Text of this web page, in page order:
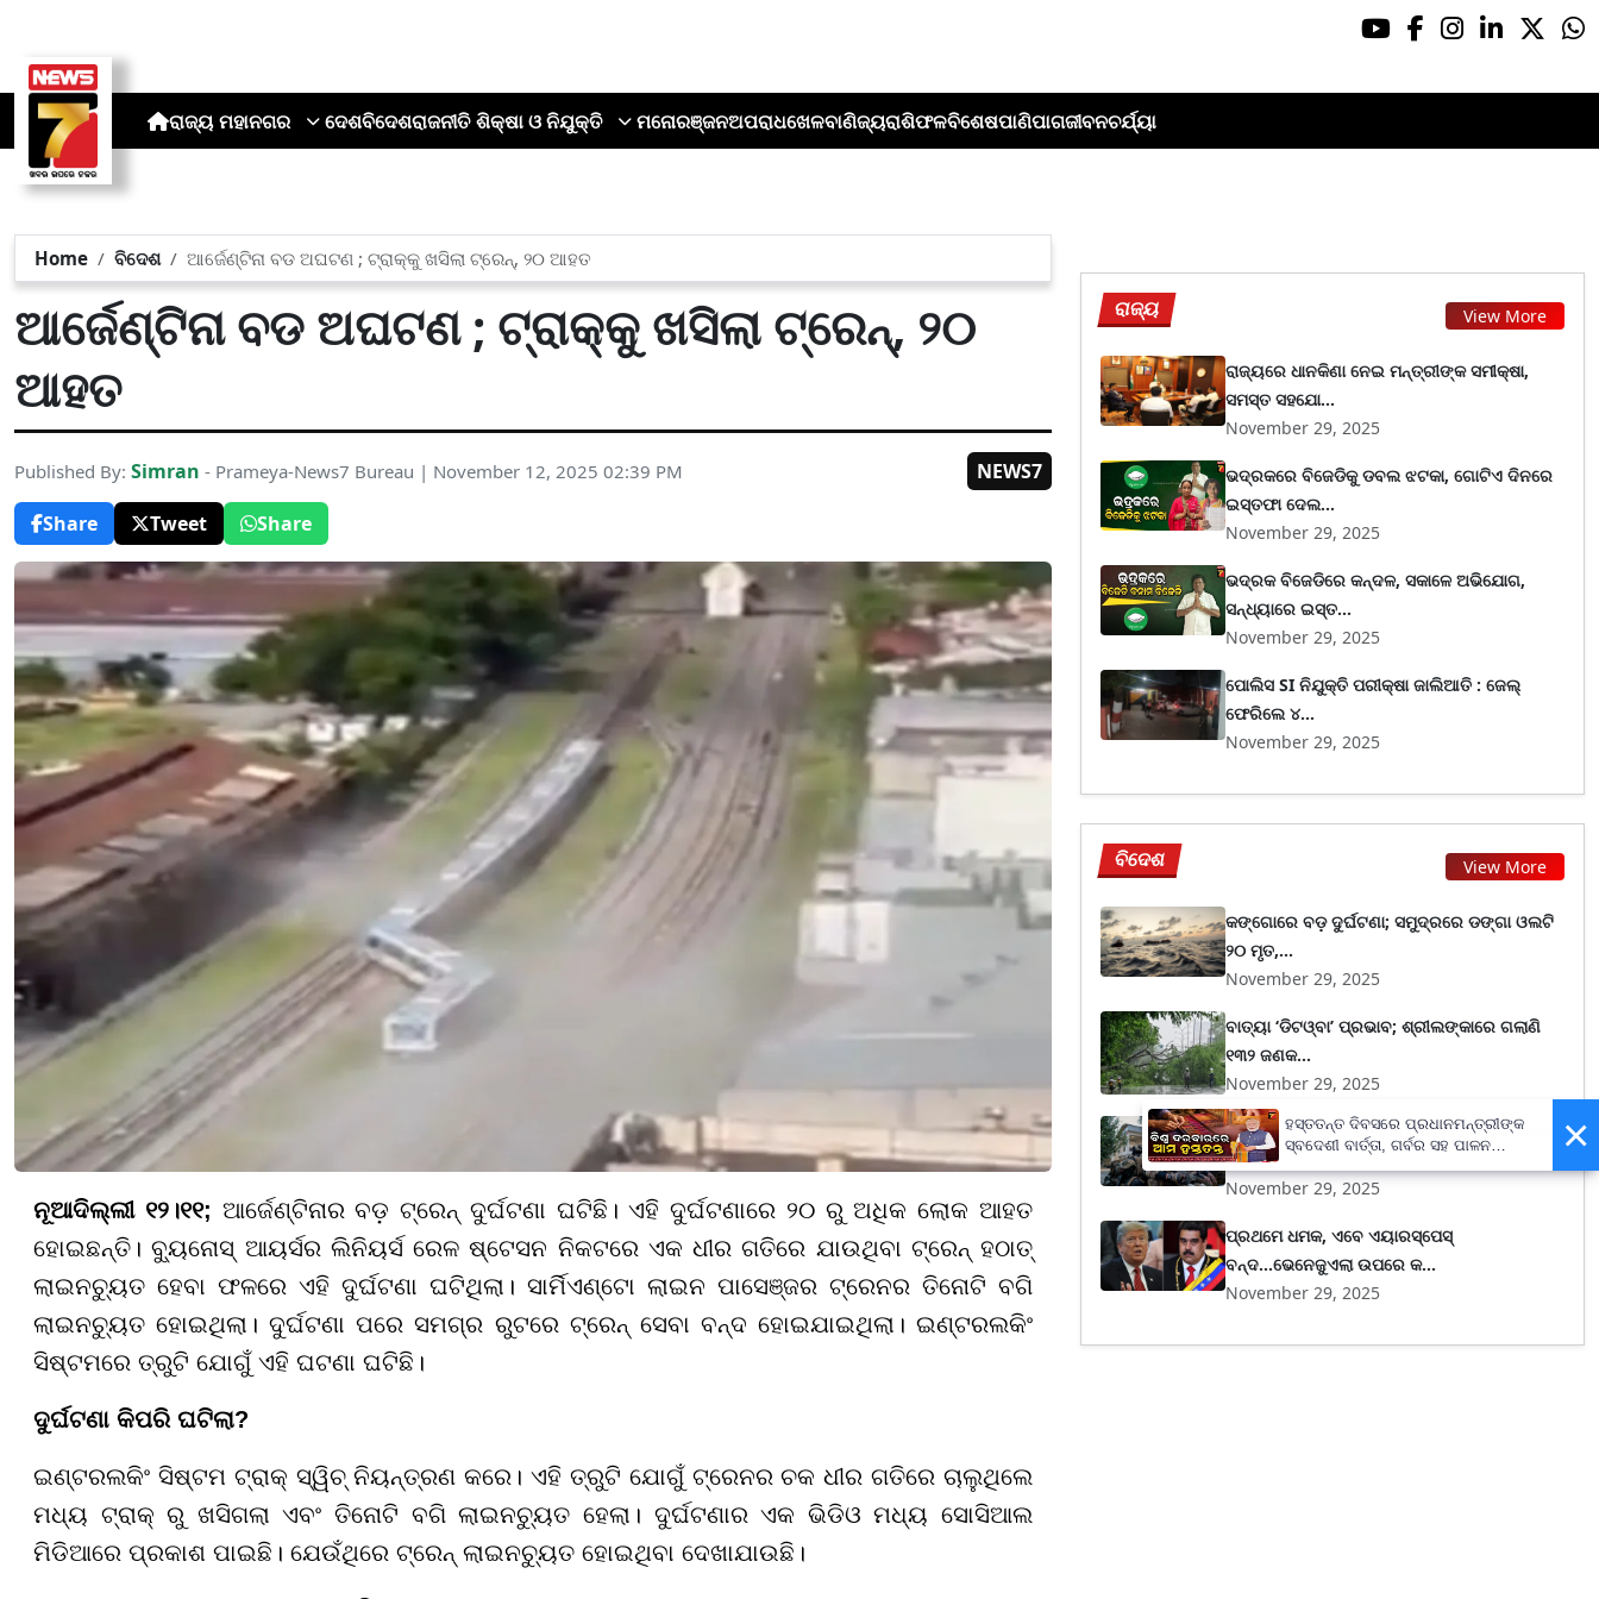
ରାଜ୍ୟ ମହାନଗର ଦେଶବିଦେଶରାଜନୀତି ଶିକ୍ଷା ଓ ନିଯୁକ୍ତି ମନୋରଞ୍ଜନଅପରାଧଖେଳବାଣିଜ୍ୟରାଶିଫଳବିଶେଷପାଣିପାଗଜୀବନଚର୍ଯ୍ୟା
Home ବିଦେଶ ଆର୍ଜେଣ୍ଟିନା ବଡ ଅଘଟଣ ; ଟ୍ରାକ୍‌କୁ ଖସିଲା ଟ୍ରେନ୍, ୨୦ ଆହତ
ଆର୍ଜେଣ୍ଟିନା ବଡ ଅଘଟଣ ; ଟ୍ରାକ୍‌କୁ ଖସିଲା ଟ୍ରେନ୍, ୨୦
ଆହତ
Published By: Simran - Prameya-News7 Bureau | November 12, 2025 02:39 PM
NEWS7
Share
Tweet Share
ନୂଆଦିଲ୍ଲୀ ୧୨।୧୧; ଆର୍ଜେଣ୍ଟିନାର ବଡ଼ ଟ୍ରେନ୍ ଦୁର୍ଘଟଣା ଘଟିଛି। ଏହି ଦୁର୍ଘଟଣାରେ ୨୦ ରୁ ଅଧିକ ଲୋକ ଆହତ
ହୋଇଛନ୍ତି। ବ୍ୟୁନୋସ୍ ଆୟର୍ସର ଲିନିୟର୍ସ ରେଳ ଷ୍ଟେସନ ନିକଟରେ ଏକ ଧୀର ଗତିରେ ଯାଉଥିବା ଟ୍ରେନ୍ ହଠାତ୍
ଲାଇନଚ୍ୟୁତ ହେବା ଫଳରେ ଏହି ଦୁର୍ଘଟଣା ଘଟିଥିଲା। ସାର୍ମିଏଣ୍ଟୋ ଲାଇନ ପାସେଞ୍ଜର ଟ୍ରେନର ତିନୋଟି ବଗି
ଲାଇନଚ୍ୟୁତ ହୋଇଥିଲା। ଦୁର୍ଘଟଣା ପରେ ସମଗ୍ର ରୁଟରେ ଟ୍ରେନ୍ ସେବା ବନ୍ଦ ହୋଇଯାଇଥିଲା। ଇଣ୍ଟରଲକିଂ
ସିଷ୍ଟମରେ ତ୍ରୁଟି ଯୋଗୁଁ ଏହି ଘଟଣା ଘଟିଛି।
ଦୁର୍ଘଟଣା କିପରି ଘଟିଲା?
ଇଣ୍ଟରଲକିଂ ସିଷ୍ଟମ ଟ୍ରାକ୍ ସ୍ୱିଚ୍ ନିୟନ୍ତ୍ରଣ କରେ। ଏହି ତ୍ରୁଟି ଯୋଗୁଁ ଟ୍ରେନର ଚକ ଧୀର ଗତିରେ ଚାଲୁଥିଲେ
ମଧ୍ୟ ଟ୍ରାକ୍ ରୁ ଖସିଗଲା ଏବଂ ତିନୋଟି ବଗି ଲାଇନଚ୍ୟୁତ ହେଲା। ଦୁର୍ଘଟଣାର ଏକ ଭିଡିଓ ମଧ୍ୟ ସୋସିଆଲ
ମିଡିଆରେ ପ୍ରକାଶ ପାଇଛି। ଯେଉଁଥିରେ ଟ୍ରେନ୍ ଲାଇନଚ୍ୟୁତ ହୋଇଥିବା ଦେଖାଯାଉଛି।
ରାଜ୍ୟ View More
ରାଜ୍ୟରେ ଧାନକିଣା ନେଇ ମନ୍ତ୍ରୀଙ୍କ ସମୀକ୍ଷା,
ସମସ୍ତ ସହଯୋ...
November 29, 2025
ଭଦ୍ରକରେ ବିଜେଡିକୁ ଡବଲ ଝଟକା, ଗୋଟିଏ ଦିନରେ
ଇସ୍ତଫା ଦେଲ...
November 29, 2025
ଭଦ୍ରକ ବିଜେଡିରେ କନ୍ଦଳ, ସକାଳେ ଅଭିଯୋଗ,
ସନ୍ଧ୍ୟାରେ ଇସ୍ତ...
November 29, 2025
ପୋଲିସ SI ନିଯୁକ୍ତି ପରୀକ୍ଷା ଜାଲିଆତି : ଜେଲ୍
ଫେରିଲେ ୪...
November 29, 2025
ବିଦେଶ View More
କଙ୍ଗୋରେ ବଡ଼ ଦୁର୍ଘଟଣା; ସମୁଦ୍ରରେ ଡଙ୍ଗା ଓଲଟି
୨୦ ମୃତ,...
November 29, 2025
ବାତ୍ୟା ‘ଡିଟଓ୍ବା’ ପ୍ରଭାବ; ଶ୍ରୀଲଙ୍କାରେ ଗଲାଣି
୧୩୨ ଜଣକ...
November 29, 2025
ଶତାଧିକ ନୂଆ କମାଣ୍ଡୋଙ୍କୁ ପ୍ରସ୍ତୁତ କଲା ତାଲିବାନ,
ପାକି...
November 29, 2025
ପ୍ରଥମେ ଧମକ, ଏବେ ଏୟାରସ୍ପେସ୍
ବନ୍ଦ...ଭେନେଜୁଏଲା ଉପରେ କ...
November 29, 2025
×
ହସ୍ତତନ୍ତ ଦିବସରେ ପ୍ରଧାନମନ୍ତ୍ରୀଙ୍କ
ସ୍ବଦେଶୀ ବାର୍ତ୍ତା, ଗର୍ବର ସହ ପାଳନ
କରିବାକୁ ଆହ୍ବାନ